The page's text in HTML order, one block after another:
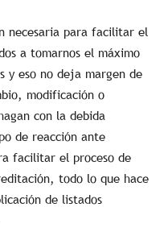
necesaria para facilitar el
a tomarnos el máximo
y eso no deja margen de
modificación o
con la debida
de reacción ante
facilitar el proceso de
todo lo que hace
de listados